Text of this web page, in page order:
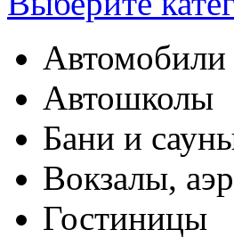
Автомобили
Автошколы
Бани и
Вокзалы,
Гостиницы